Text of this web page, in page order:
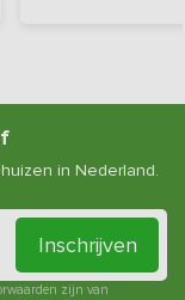
in Nederland.
Inschrijven
zijn van